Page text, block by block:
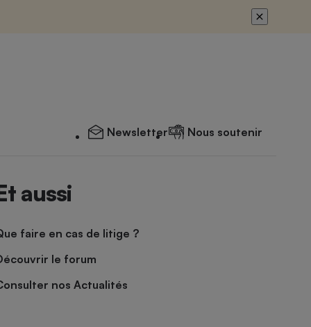
Newsletter Nous soutenir
aussi
faire en cas de litige ?
le forum
nos Actualités